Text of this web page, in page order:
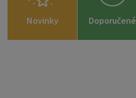
Novinky
Doporučené
zboží